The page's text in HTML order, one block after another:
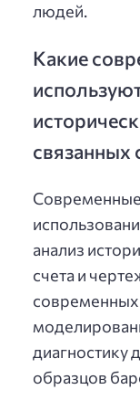
людей.
Какие
связанных
анализ
счета и
современных
диагностику
образцов